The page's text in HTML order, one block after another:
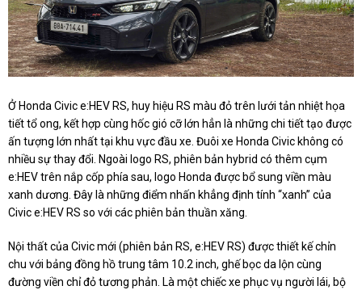
Ở Honda Civic e:HEV RS, huy hiệu RS màu đỏ trên lưới tản nhiệt họa
tiết tổ ong, kết hợp cùng hốc gió cỡ lớn hẳn là những chi tiết tạo được
ấn tượng lớn nhất tại khu vực đầu xe. Đuôi xe Honda Civic không có
nhiều sự thay đổi. Ngoài logo RS, phiên bản hybrid có thêm cụm
e:HEV trên nắp cốp phía sau, logo Honda được bổ sung viền màu
xanh dương. Đây là những điểm nhấn khẳng định tính “xanh” của
Civic e:HEV RS so với các phiên bản thuần xăng.
Nội thất của Civic mới (phiên bản RS, e:HEV RS) được thiết kế chỉn
chu với bảng đồng hồ trung tâm 10.2 inch, ghế bọc da lộn cùng
đường viền chỉ đỏ tương phản. Là một chiếc xe phục vụ người lái, bộ